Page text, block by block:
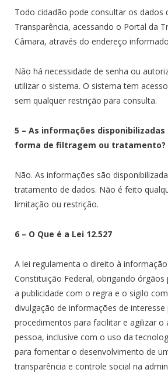
Todo cidadão pode consultar os dados
Transparência, acessando o Portal da
Câmara, através do endereço
Não há necessidade de senha ou
utilizar o sistema. O sistema tem
sem qualquer restrição para consulta.
5 – As informações
forma de filtragem ou tratamento?
Não. As informações são
tratamento de dados. Não é feito
limitação ou restrição.
6 – O Que é a Lei 12.527
A lei regulamenta o direito à
Constituição Federal, obrigando órgãos
a publicidade com o regra e o sigilo
divulgação de informações de interesse
procedimentos para facilitar e agilizar o
pessoa, inclusive com o uso da
para fomentar o desenvolvimento de
transparência e controle social na